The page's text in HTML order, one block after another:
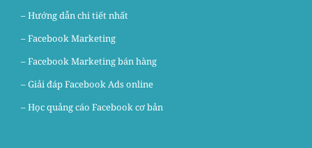
– Hướng dẫn chi tiết nhất
–Facebook Marketing
–Facebook Marketing bán hàng
–Giải đáp Facebook Ads online
–Học quảng cáo Facebook cơ bản